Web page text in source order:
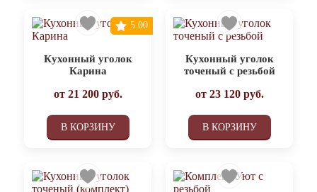
Кухонный уголок
Карина
от 21 200руб.
В КОРЗИНУ
5.00
Кухонный уголок
точеный с резьбой
от 23 120руб.
В КОРЗИНУ